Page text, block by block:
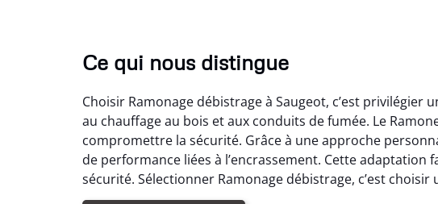
Ce qui nous distingue
Choisir Ramonage débistrage à Saugeot, c’est
au chauffage au bois et aux conduits de fumée. Le
compromettre la sécurité. Grâce à une approche
de performance liées à l’encrassement. Cette
sécurité. Sélectionner Ramonage débistrage, c’est